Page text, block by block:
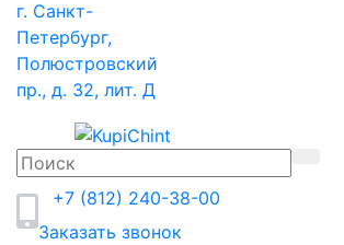
г. Санкт-
Петербург,
Полюстровский
пр., д. 32, лит. Д
+7 (812) 240-38-00
Заказать звонок